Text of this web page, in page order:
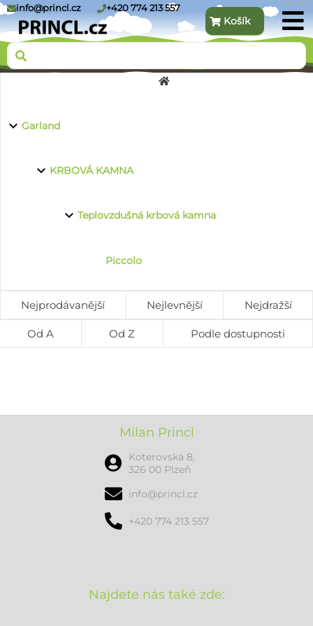
info@princl.cz +420 774 213 557
Košík
1.91.3.216
Garland
KRBOVÁ KAMNA
Teplovzdušná krbová kamna
Piccolo
Nejprodávanější Nejlevnější Nejdražší
Od A Od Z Podle dostupnosti
Milan Princl
Koterovská 8,
326 00 Plzeň
info@princl.cz
+420 774 213 557
Najdete nás také zde: